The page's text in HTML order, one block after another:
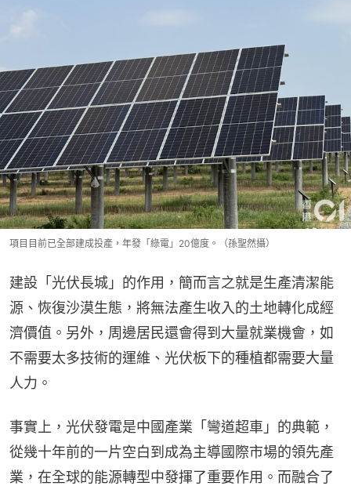
項目目前已全部建成投產，年發「綠電」20億度。（孫聖然攝）
建設「光伏長城」的作用，簡而言之就是生產清潔能
源、恢復沙漠生態，將無法產生收入的土地轉化成經
濟價值。另外，周邊居民還會得到大量就業機會，如
不需要太多技術的運維、光伏板下的種植都需要大量
人力。
事實上，光伏發電是中國產業「彎道超車」的典範，
從幾十年前的一片空白到成為主導國際市場的領先產
業，在全球的能源轉型中發揮了重要作用。而融合了